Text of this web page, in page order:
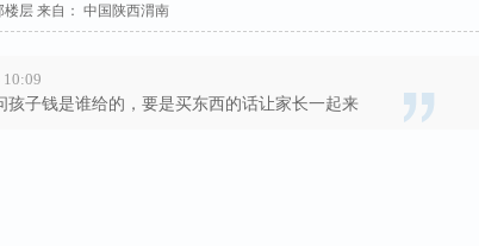
楼层 来自： 中国陕西渭南
孩子钱是谁给的，要是买东西的话让家长一起来